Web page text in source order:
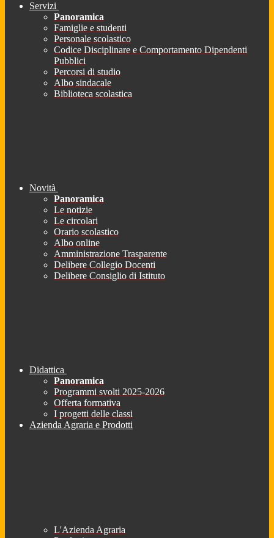
Servizi
Panoramica
Famiglie e studenti
Personale scolastico
Codice Disciplinare e Comportamento Dipendenti
Pubblici
Percorsi di studio
Albo sindacale
Biblioteca scolastica
Novità
Panoramica
Le notizie
Le circolari
Orario scolastico
Albo online
Amministrazione Trasparente
Delibere Collegio Docenti
Delibere Consiglio di Istituto
Didattica
Panoramica
Programmi svolti 2025-2026
Offerta formativa
I progetti delle classi
Azienda Agraria e Prodotti
L'Azienda Agraria